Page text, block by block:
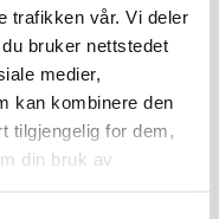
trafikken vår. Vi deler
bruker nettstedet
medier,
kan kombinere den
tilgjengelig for dem,
din bruk av
mulige
mulige
mulige
0.0
av
5
0 omtaler